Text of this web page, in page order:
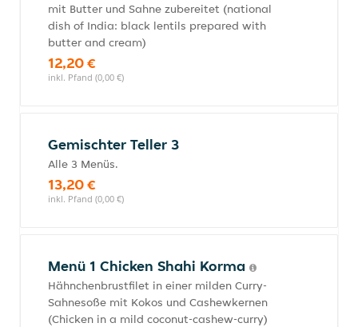
mit Butter und Sahne zubereitet (national
dish of India: black lentils prepared with
butter and cream)
12,20 €
inkl. Pfand (0,00 €)
Gemischter Teller 3
Alle 3 Menüs.
13,20 €
inkl. Pfand (0,00 €)
Menü 1 Chicken Shahi Korma
Hähnchenbrustfilet in einer milden Curry-
Sahnesoße mit Kokos und Cashewkernen
(Chicken in a mild coconut-cashew-curry)